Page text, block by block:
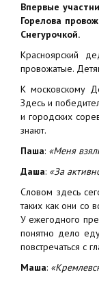
Впервые
Горелова
Снегурочкой.
Красноярский
провожатые.
К московскому
Здесь и
и городских
знают.
Паша: «Меня
Даша: «За
Словом здесь
таких как они со
У ежегодного
понятно дело
повстречаться с
Маша: